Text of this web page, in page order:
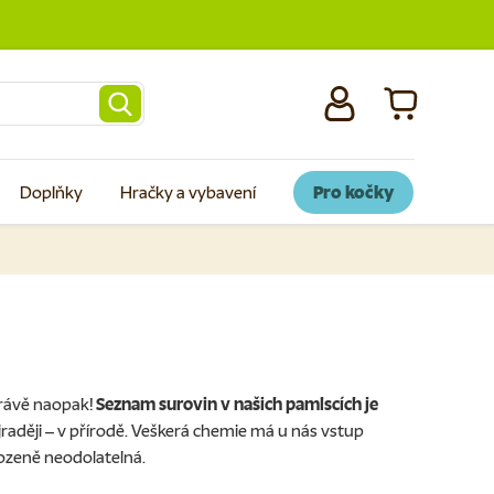
Přihlásit se
Košík
Doplňky Hračky a vybavení Pro kočky
naopak!Seznam surovin v našich pamlscích je
– v přírodě. Veškerá chemie má u nás vstup
neodolatelná.